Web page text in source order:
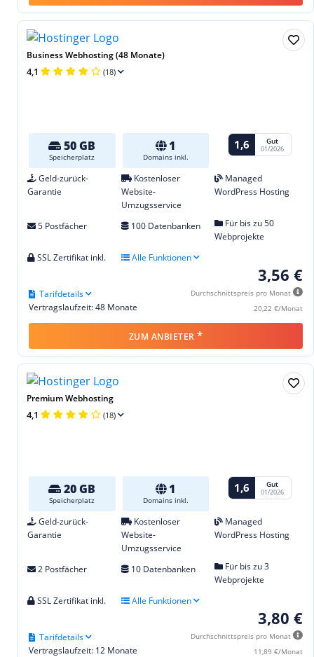
Business Webhosting (48 Monate)
4,1 (18)
50 GB
Speicherplatz
1
Domains inkl.
1,6 Gut
01/2026
Geld-zurück-
Garantie
Kostenloser
Website-
Umzugsservice
Managed
WordPress Hosting
5 Postfächer 100 Datenbanken
Für bis zu 50
Webprojekte
SSL Zertifikat inkl.
Alle Funktionen
3,56 €
Durchschnittspreis pro Monat
20,22 €/Monat
Vertragslaufzeit: 48 Monate
Tarifdetails
ZUM ANBIETER *
Premium Webhosting
4,1 (18)
20 GB
Speicherplatz
1
Domains inkl.
1,6 Gut
01/2026
Geld-zurück-
Garantie
Kostenloser
Website-
Umzugsservice
Managed
WordPress Hosting
2 Postfächer 10 Datenbanken
Für bis zu 3
Webprojekte
SSL Zertifikat inkl.
Alle Funktionen
3,80 €
Durchschnittspreis pro Monat
11,89 €/Monat
Vertragslaufzeit: 12 Monate
Tarifdetails